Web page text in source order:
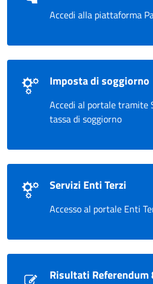
Accedi alla piattaforma
Imposta di soggiorno
Accedi al portale tramite
tassa di soggiorno
Servizi Enti Terzi
Accesso al portale Enti
Risultati Referendum